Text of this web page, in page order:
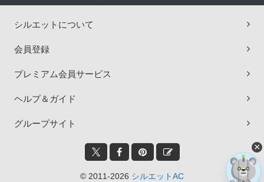
シルエットについて
会員登録
プレミアム会員サービス
ヘルプ＆ガイド
グループサイト
© 2011-2026 シルエットAC
×